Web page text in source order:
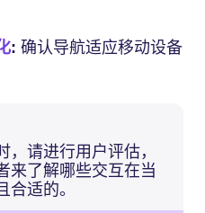
: 确认导航适应移动设备
请进行用户评估，
来了解哪些交互在当
合适的。